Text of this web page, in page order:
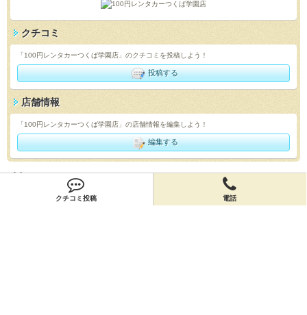
クチコミ投稿 電話
クチコミ
「100円レンタカーつくば学園店」のクチコミを投稿しよう！
投稿する
店舗情報
「100円レンタカーつくば学園店」の店舗情報を編集しよう！
編集する
会員登録
無料会員登録